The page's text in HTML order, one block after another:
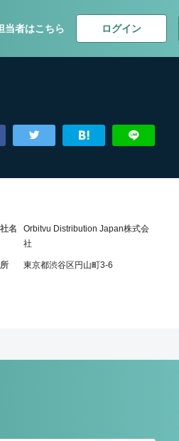
当者はこちら ログイン
名
Orbitvu Distribution Japan株式会
社
東京都渋谷区円山町3-6